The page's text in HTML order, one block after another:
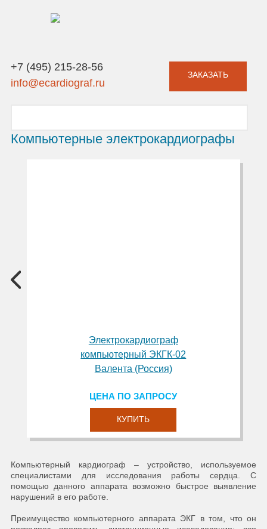
+7 (495) 215-28-56
info@ecardiograf.ru
ЗАКАЗАТЬ
Компьютерные электрокардиографы
Электрокардиограф
компьютерный ЭКГК-02
Валента (Россия)
ЦЕНА ПО ЗАПРОСУ
КУПИТЬ
Компьютерный кардиограф – устройство, используемое
специалистами для исследования работы сердца. С
помощью данного аппарата возможно быстрое выявление
нарушений в его работе.
Преимущество компьютерного аппарата ЭКГ в том, что он